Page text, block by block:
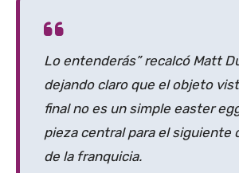
Lo entenderás” recalcó Matt
dejando claro que el objeto
final no es un simple easter
pieza central para el siguiente
de la franquicia.